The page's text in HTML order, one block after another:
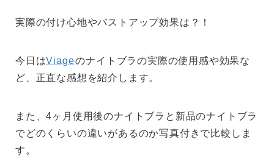
実際の付け心地やバストアップ効果は？！
今日はViageのナイトブラの実際の使用感や効果な
ど、正直な感想を紹介します。
また、4ヶ月使用後のナイトブラと新品のナイトブラ
でどのくらいの違いがあるのか写真付きで比較しま
す。